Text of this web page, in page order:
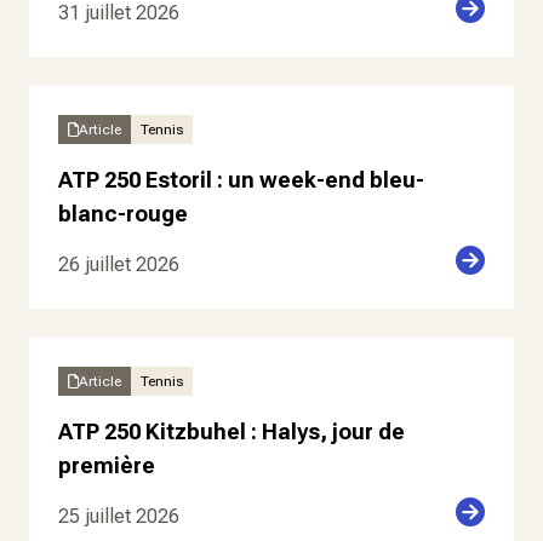
31 juillet 2026
Article Tennis
ATP 250 Estoril : un week-end bleu-
blanc-rouge
26 juillet 2026
Article Tennis
ATP 250 Kitzbuhel : Halys, jour de
première
25 juillet 2026